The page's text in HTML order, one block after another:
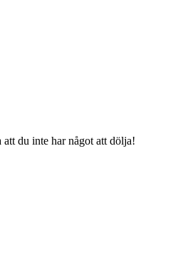
du inte har något att dölja!